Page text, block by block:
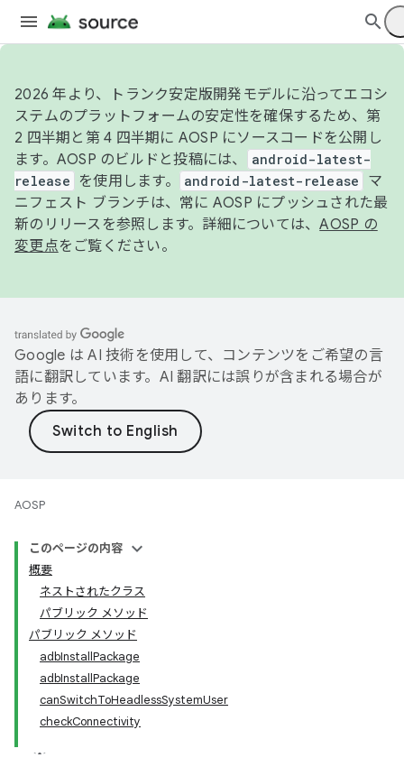
2026 年より、トランク安定版開発モデルに沿ってエコシ
ステムのプラットフォームの安定性を確保するため、第
2 四半期と第 4 四半期に AOSP にソースコードを公開し
ます。AOSP のビルドと投稿には、
android-latest-
release
を使用します。 android-latest-release
マ
ニフェスト ブランチは、常に AOSP にプッシュされた最
新のリリースを参照します。詳細については、AOSP の
変更点をご覧ください。
Google は AI 技術を使用して、コンテンツをご希望の言
語に翻訳しています。AI 翻訳には誤りが含まれる場合が
あります。
AOSP
このページの内容
概要
ネストされたクラス
パブリック メソッド
パブリック メソッド
adbInstallPackage
adbInstallPackage
canSwitchToHeadlessSystemUser
checkConnectivity